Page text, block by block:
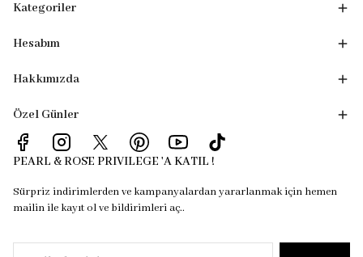
Kategoriler
Hesabım
Hakkımızda
Özel Günler
PEARL & ROSE PRIVILEGE 'A KATIL !
Sürpriz indirimlerden ve kampanyalardan yararlanmak için hemen
mailin ile kayıt ol ve bildirimleri aç..